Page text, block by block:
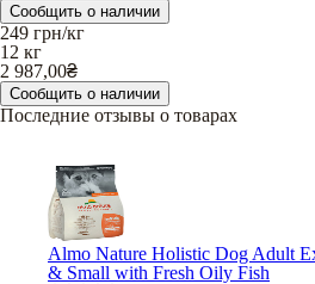
Сообщить о наличии
249 грн/кг
12 кг
2 987,00₴
Сообщить о наличии
Последние отзывы о товарах
Almo Nature Holistic Dog Adult
& Small with Fresh Oily Fish